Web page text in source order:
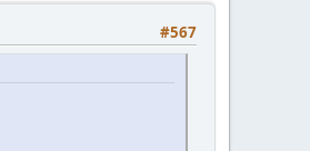
#567